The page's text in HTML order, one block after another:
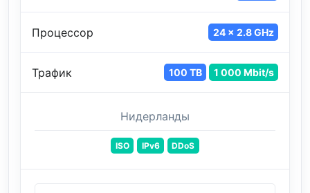
Процессор 24 x 2.8 GHz
Трафик 100 TB 1 000 Mbit/s
Нидерланды
ISO IPv6 DDoS